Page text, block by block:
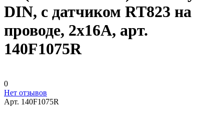
DIN, с датчиком RT823 на
проводе, 2х16А, арт.
140F1075R
0
Нет отзывов
Арт. 140F1075R